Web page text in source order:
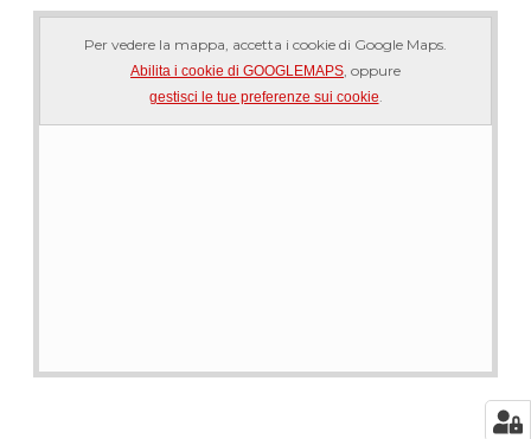
Per vedere la mappa, accetta i cookie di Google Maps.
Abilita i cookie di GOOGLEMAPS, oppure
gestisci le tue preferenze sui cookie.